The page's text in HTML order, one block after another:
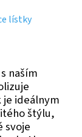
lístky
naším
je ideálnym
štýlu,
svoje